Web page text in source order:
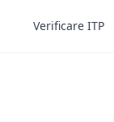
Verificare ITP